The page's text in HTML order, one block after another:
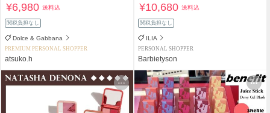
¥6,980送料込
関税負担なし
Dolce & Gabbana
PREMIUM PERSONAL SHOPPER
atsuko.h
¥10,680送料込
関税負担なし
ILIA
PERSONAL SHOPPER
Barbietyson